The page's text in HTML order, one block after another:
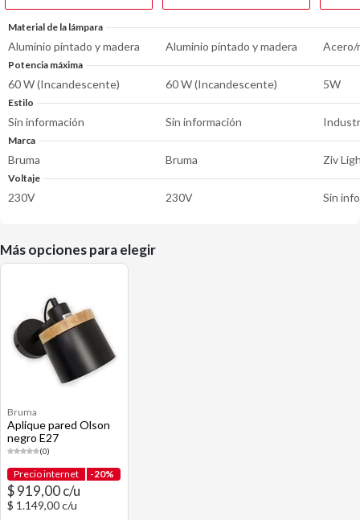
Material de la lámpara
Aluminio pintado y madera Aluminio pintado y madera Acero/
Potencia máxima
60 W (Incandescente) 60 W (Incandescente) 5W
Estilo
Sin información Sin información
Marca
Bruma Bruma Ziv
Voltaje
230V 230V Sin
Más opciones para elegir
Bruma
Aplique pared Olson
negro E27
(0)
Precio internet -20%
$ 919,00 c/u
$ 1.149,00 c/u